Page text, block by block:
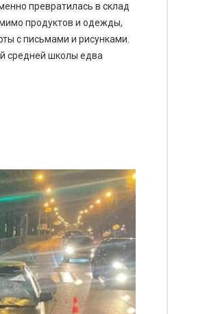
превратилась в склад
продуктов и одежды,
с письмами и рисунками.
средней школы едва